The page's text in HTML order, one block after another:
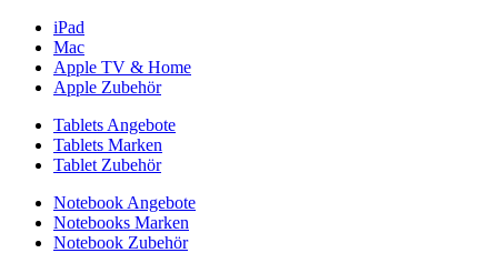
iPad
Mac
Apple TV & Home
Apple Zubehör
Tablets Angebote
Tablets Marken
Tablet Zubehör
Notebook Angebote
Notebooks Marken
Notebook Zubehör